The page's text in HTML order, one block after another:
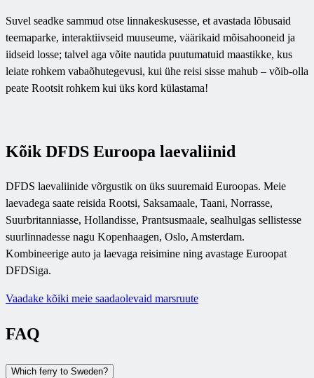
Suvel seadke sammud otse linnakeskusesse, et avastada lõbusaid
teemaparke, interaktiivseid muuseume, väärikaid mõisahooneid ja
iidseid losse; talvel aga võite nautida puutumatuid maastikke, kus
leiate rohkem vabaõhutegevusi, kui ühe reisi sisse mahub – võib-olla
peate Rootsit rohkem kui üks kord külastama!
Kõik DFDS Euroopa laevaliinid
DFDS laevaliinide võrgustik on üks suuremaid Euroopas. Meie
laevadega saate reisida Rootsi, Saksamaale, Taani, Norrasse,
Suurbritanniasse, Hollandisse, Prantsusmaale, sealhulgas sellistesse
suurlinnadesse nagu Kopenhaagen, Oslo, Amsterdam.
Kombineerige auto ja laevaga reisimine ning avastage Euroopat
DFDSiga.
Vaadake kõiki meie saadaolevaid marsruute
FAQ
Which ferry to Sweden?